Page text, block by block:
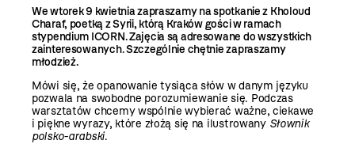
We wtorek 9 kwietnia zapraszamy na spotkanie z Kholoud
Charaf, poetką z Syrii, którą Kraków gości w ramach
stypendium ICORN. Zajęcia są adresowane do wszystkich
zainteresowanych. Szczególnie chętnie zapraszamy
młodzież.
Mówi się, że opanowanie tysiąca słów w danym języku
pozwala na swobodne porozumiewanie się. Podczas
warsztatów chcemy wspólnie wybierać ważne, ciekawe
i piękne wyrazy, które złożą się na ilustrowany Słownik
polsko-arabski.